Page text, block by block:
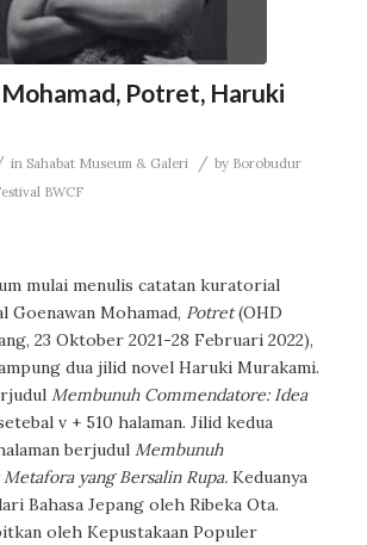
Potret, Haruki
in Sahabat Museum & Galeri / by Borobudur
BWCF
mulai menulis catatan kuratorial
Goenawan Mohamad, Potret(OHD
23 Oktober 2021-28 Februari 2022),
dua jilid novel Haruki Murakami.
Membunuh Commendatore: Idea
v + 510 halaman. Jilid kedua
berjudul Membunuh
yang Bersalin Rupa. Keduanya
Bahasa Jepang oleh Ribeka Ota.
oleh Kepustakaan Populer